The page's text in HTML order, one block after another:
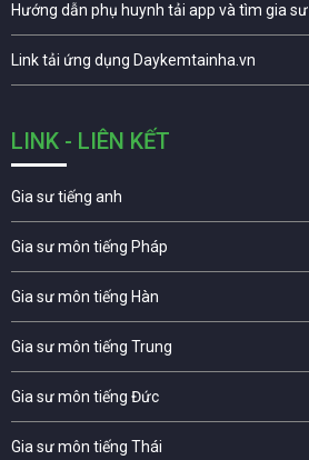
Hướng dẫn phụ huynh tải app và tìm gia sư
Link tải ứng dụng Daykemtainha.vn
LINK - LIÊN KẾT
Gia sư tiếng anh
Gia sư môn tiếng Pháp
Gia sư môn tiếng Hàn
Gia sư môn tiếng Trung
Gia sư môn tiếng Đức
Gia sư môn tiếng Thái